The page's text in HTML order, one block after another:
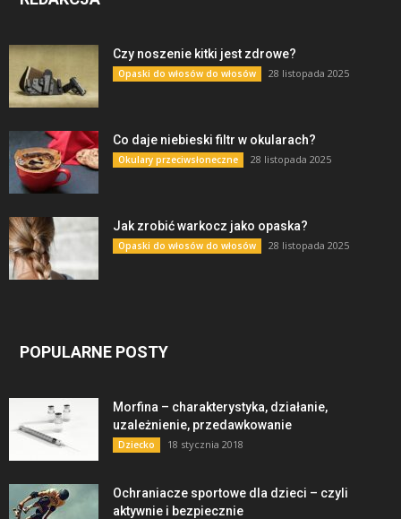
Czy noszenie kitki jest zdrowe?
Opaski do włosów do włosów 28 listopada 2025
Co daje niebieski filtr w okularach?
Okulary przeciwsłoneczne 28 listopada 2025
Jak zrobić warkocz jako opaska?
Opaski do włosów do włosów 28 listopada 2025
POPULARNE POSTY
Morfina – charakterystyka, działanie,
uzależnienie, przedawkowanie
Dziecko 18 stycznia 2018
Ochraniacze sportowe dla dzieci – czyli
aktywnie i bezpiecznie